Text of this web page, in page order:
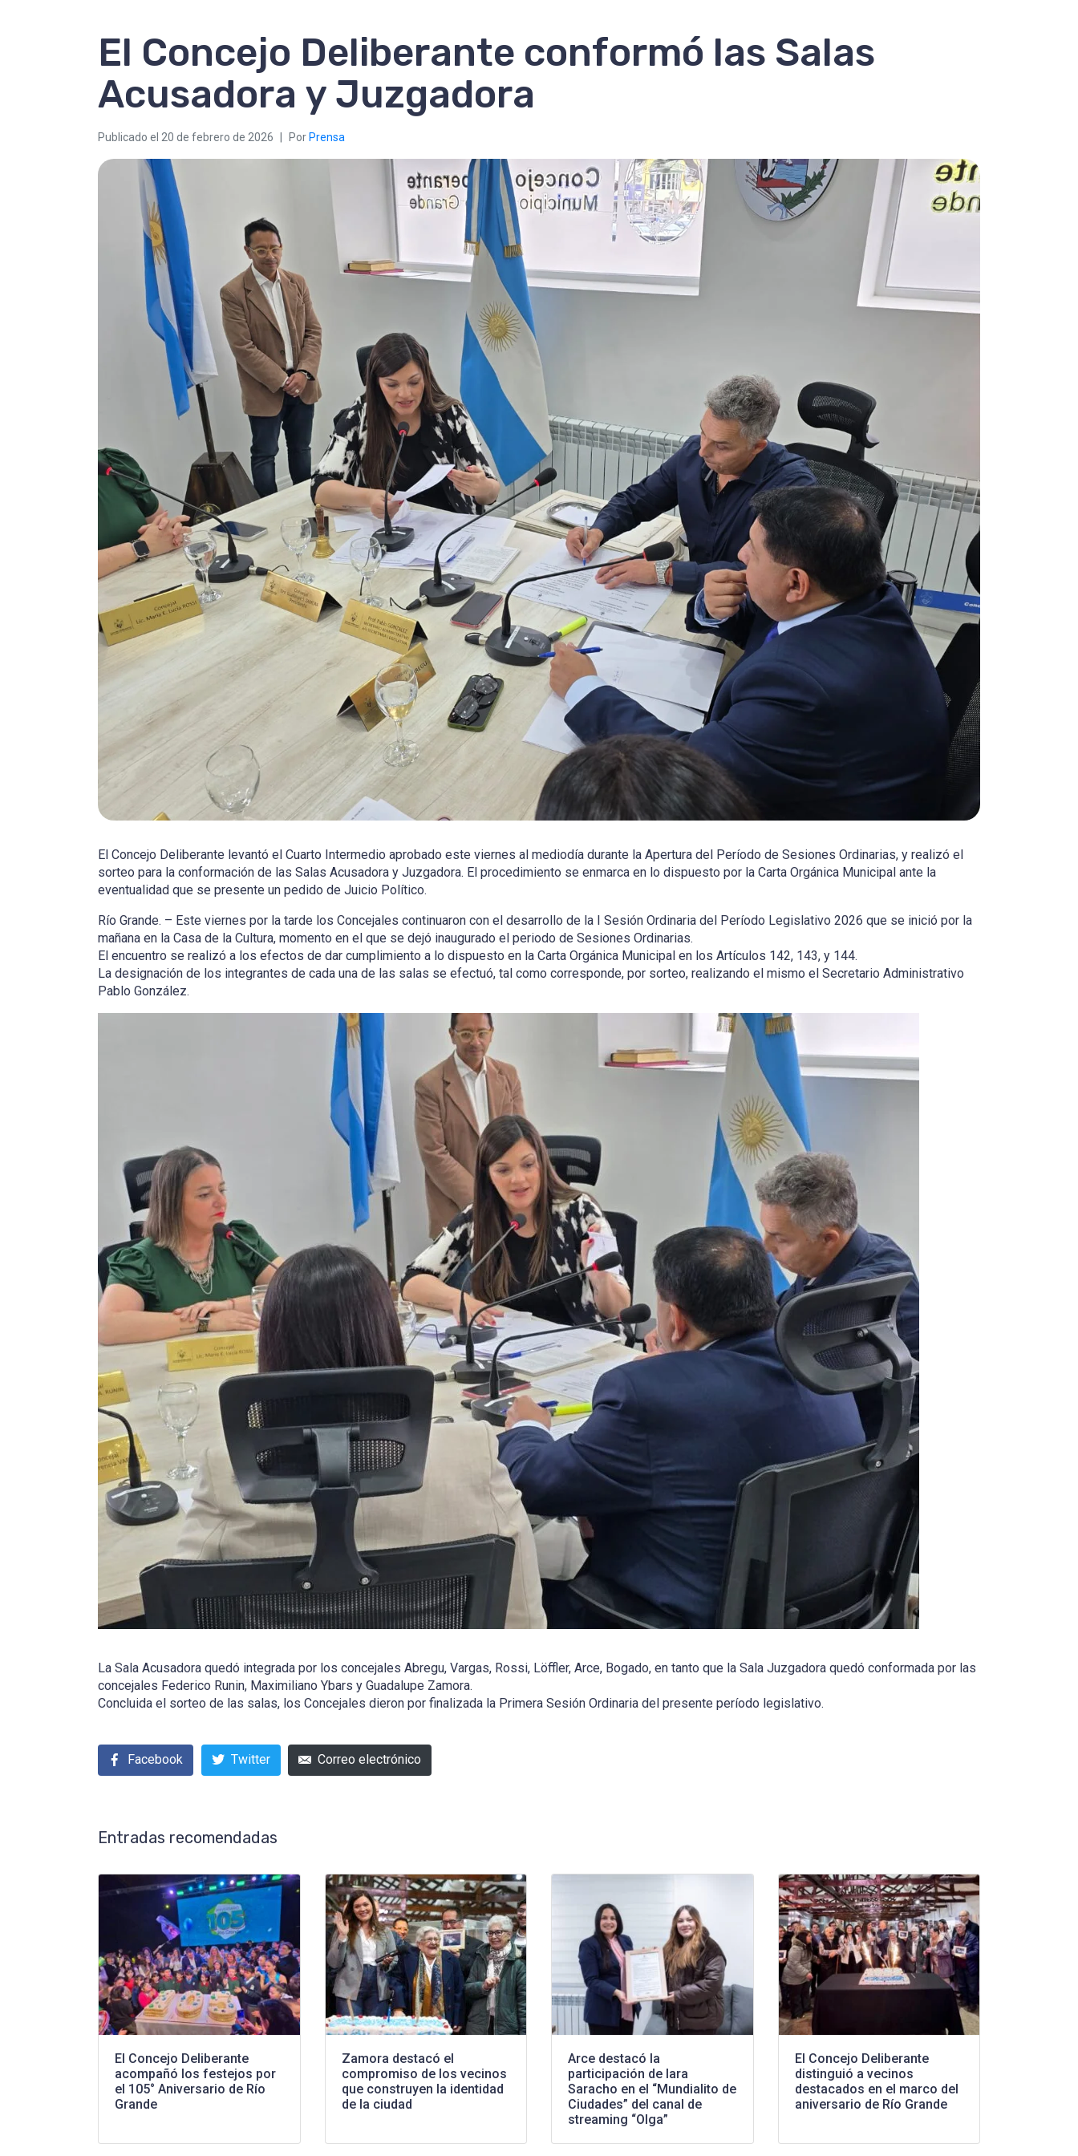
El Concejo Deliberante conformó las Salas
Acusadora y Juzgadora
Publicado el 20 de febrero de 2026 Por Prensa
El Concejo Deliberante levantó el Cuarto Intermedio aprobado este viernes al mediodía durante la Apertura del Período de Sesiones Ordinarias, y realizó el
sorteo para la conformación de las Salas Acusadora y Juzgadora. El procedimiento se enmarca en lo dispuesto por la Carta Orgánica Municipal ante la
eventualidad que se presente un pedido de Juicio Político.
Río Grande. – Este viernes por la tarde los Concejales continuaron con el desarrollo de la I Sesión Ordinaria del Período Legislativo 2026 que se inició por la
mañana en la Casa de la Cultura, momento en el que se dejó inaugurado el periodo de Sesiones Ordinarias.
El encuentro se realizó a los efectos de dar cumplimiento a lo dispuesto en la Carta Orgánica Municipal en los Artículos 142, 143, y 144.
La designación de los integrantes de cada una de las salas se efectuó, tal como corresponde, por sorteo, realizando el mismo el Secretario Administrativo
Pablo González.
La Sala Acusadora quedó integrada por los concejales Abregu, Vargas, Rossi, Löffler, Arce, Bogado, en tanto que la Sala Juzgadora quedó conformada por las
concejales Federico Runin, Maximiliano Ybars y Guadalupe Zamora.
Concluida el sorteo de las salas, los Concejales dieron por finalizada la Primera Sesión Ordinaria del presente período legislativo.
Facebook Twitter Correo electrónico
Entradas recomendadas
El Concejo Deliberante
acompañó los festejos por
el 105° Aniversario de Río
Grande
Zamora destacó el
compromiso de los vecinos
que construyen la identidad
de la ciudad
Arce destacó la
participación de Iara
Saracho en el “Mundialito de
Ciudades” del canal de
streaming “Olga”
El Concejo Deliberante
distinguió a vecinos
destacados en el marco del
aniversario de Río Grande